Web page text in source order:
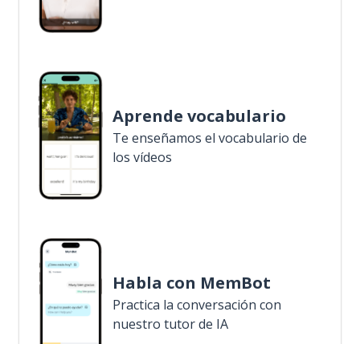
Aprende vocabulario
Te enseñamos el vocabulario de
los vídeos
Habla con MemBot
Practica la conversación con
nuestro tutor de IA